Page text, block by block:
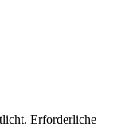
Erforderliche